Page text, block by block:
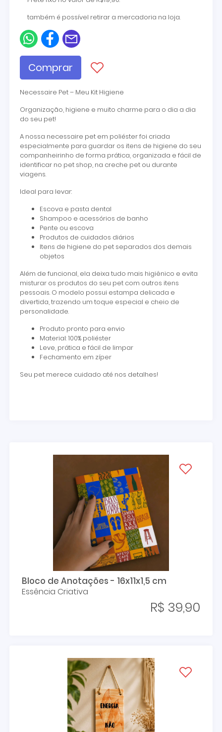
também é possível retirar a mercadoria na loja.
Comprar
Necessaire Pet – Meu Kit Higiene
Organização, higiene e muito charme para o dia a dia
do seu pet!
A nossa necessaire pet em poliéster foi criada
especialmente para guardar os itens de higiene do seu
companheirinho de forma prática, organizada e fácil de
identificar no pet shop, na creche pet ou durante
viagens.
Ideal para levar:
Escova e pasta dental
Shampoo e acessórios de banho
Pente ou escova
Produtos de cuidados diários
Itens de higiene do pet separados dos demais
objetos
Além de funcional, ela deixa tudo mais higiênico e evita
misturar os produtos do seu pet com outros itens
pessoais. O modelo possui estampa delicada e
divertida, trazendo um toque especial e cheio de
personalidade.
Produto pronto para envio
Material: 100% poliéster
Leve, prática e fácil de limpar
Fechamento em zíper
Seu pet merece cuidado até nos detalhes!
Bloco de Anotações - 16x11x1,5 cm
Essência Criativa
R$ 39,90